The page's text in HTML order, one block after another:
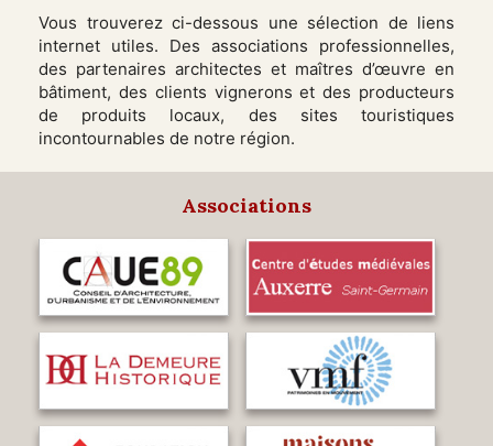
Vous trouverez ci-dessous une sélection de liens
internet utiles. Des associations professionnelles,
des partenaires architectes et maîtres d’œuvre en
bâtiment, des clients vignerons et des producteurs
de produits locaux, des sites touristiques
incontournables de notre région.
Associations